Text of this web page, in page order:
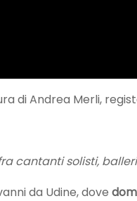
di Andrea Merli,
cantanti solisti,
da Udine, dove